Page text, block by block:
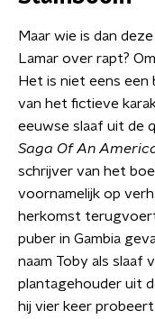
Maar wie is dan
Lamar over rapt?
Het is niet eens een
van het fictieve
eeuwse slaaf uit de
Saga Of An
schrijver van het
voornamelijk op
herkomst
puber in Gambia
naam Toby als slaaf
plantagehouder uit
hij vier keer